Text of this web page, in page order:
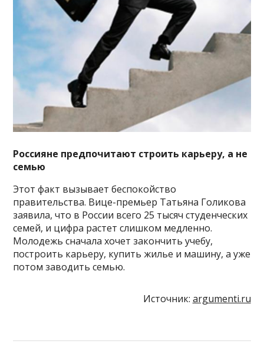
Россияне предпочитают строить карьеру, а не
семью
Этот факт вызывает беспокойство
правительства. Вице-премьер Татьяна Голикова
заявила, что в России всего 25 тысяч студенческих
семей, и цифра растет слишком медленно.
Молодежь сначала хочет закончить учебу,
построить карьеру, купить жилье и машину, а уже
потом заводить семью.
Источник: argumenti.ru